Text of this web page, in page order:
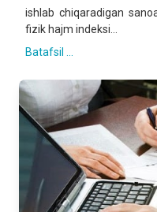
ishlab chiqaradigan
fizik hajm indeksi...
Batafsil ...